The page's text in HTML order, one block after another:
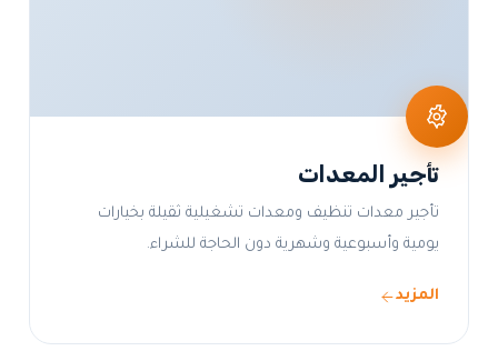
تأجير المعدات
تأجير معدات تنظيف ومعدات تشغيلية ثقيلة بخيارات
يومية وأسبوعية وشهرية دون الحاجة للشراء.
المزيد